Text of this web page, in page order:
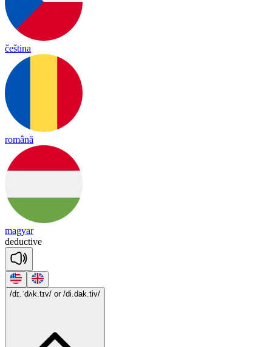
čeština
română
magyar
deductive
/dɪ.ˈdʌk.tɪv/ or /di.dak.tiv/